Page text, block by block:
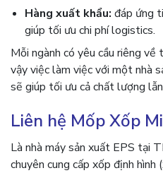
Hàng xuất khẩu: đáp ứng
giúp tối ưu chi phí logistics.
Mỗi ngành có yêu cầu riêng
vậy việc làm việc với một nhà
sẽ giúp tối ưu cả chất lượng lẫn
Liên hệ Mốp Xốp
Là nhà máy sản xuất EPS tại
chuyên cung cấp xốp định hình